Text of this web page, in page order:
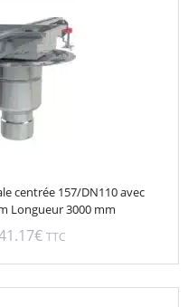
centrée 157/DN110 avec
Longueur 3000 mm
€ TTC